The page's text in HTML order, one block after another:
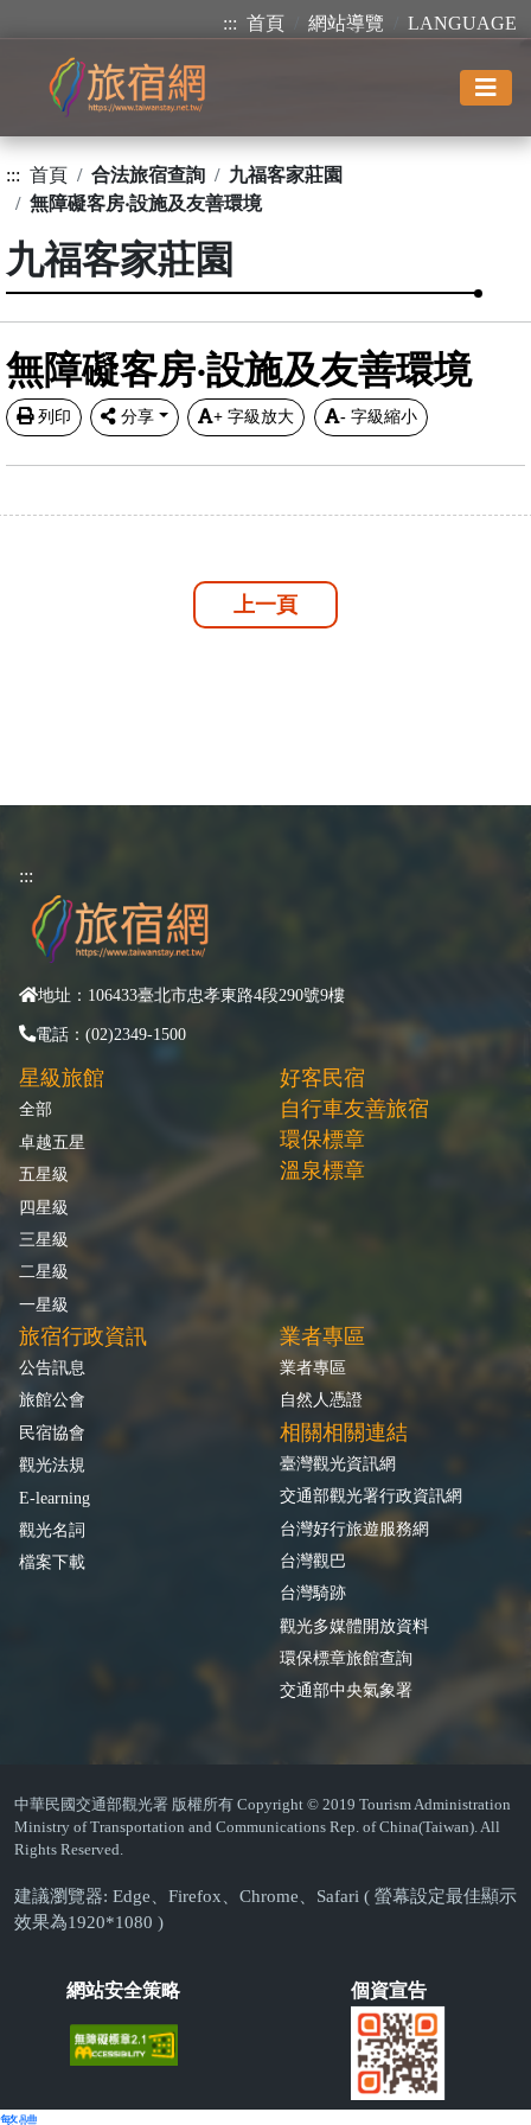
::: 首頁 網站導覽 LANGUAGE
::: 首頁 合法旅宿查詢
九福客家莊園
無障礙客房‧設施及友善環境
九福客家莊園
無障礙客房‧設施及友善環境
列印 分享 + 字級放大 - 字級縮小
上一頁
:::
地址：106433臺北市忠孝東路4段290號9樓
電話：(02)2349-1500
星級旅館
全部
卓越五星
五星級
四星級
三星級
二星級
一星級
好客民宿
自行車友善旅宿
環保標章
溫泉標章
旅宿行政資訊
公告訊息
旅館公會
民宿協會
觀光法規
E-learning
觀光名詞
檔案下載
業者專區
業者專區
自然人憑證
相關相關連結
臺灣觀光資訊網
交通部觀光署行政資訊網
台灣好行旅遊服務網
台灣觀巴
台灣騎跡
觀光多媒體開放資料
環保標章旅館查詢
交通部中央氣象署
中華民國交通部觀光署 版權所有 Copyright © 2019 Tourism Administration
Ministry of Transportation and Communications Rep. of China(Taiwan). All
Rights Reserved.
建議瀏覽器: Edge、Firefox、Chrome、Safari ( 螢幕設定最佳顯示
效果為1920*1080 )
網站安全策略 個資宣告